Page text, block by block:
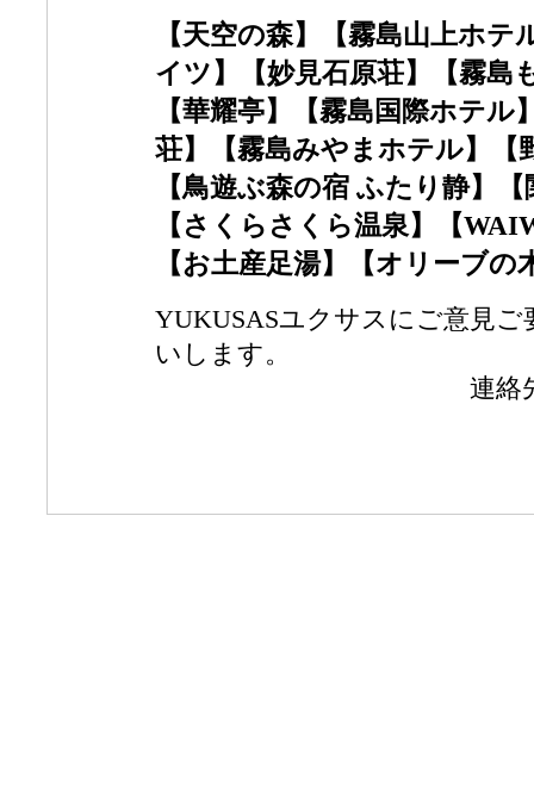
【天空の森】【霧島山上ホ
イツ】【妙見石原荘】【霧
【華耀亭】【霧島国際ホテ
荘】【霧島みやまホテル】【
【鳥遊ぶ森の宿 ふたり静】
【さくらさくら温泉】【
【お土産足湯】【オリーブの
YUKUSASユクサスにご意見
いします。
連絡